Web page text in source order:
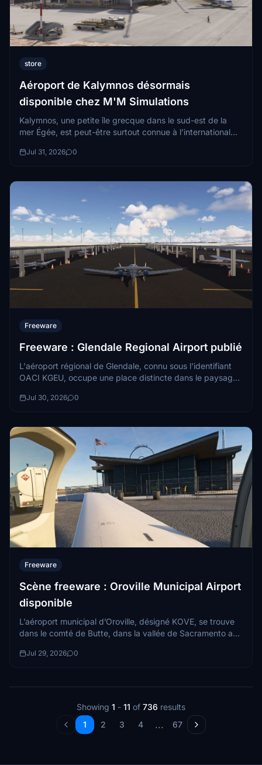
store
Aéroport de Kalymnos désormais
disponible chez M'M Simulations
Kalymnos, une petite île grecque dans le sud-est de la
mer Égée, est peut-être surtout connue à l’international
Jul 31, 2026 0
Freeware
Freeware : Glendale Regional Airport publié
L'aéroport régional de Glendale, connu sous l'identifiant
OACI KGEU, occupe une place distincte dans le paysage
Jul 30, 2026 0
Freeware
Scène freeware : Oroville Municipal Airport
disponible
L’aéroport municipal d’Oroville, désigné KOVE, se trouve
dans le comté de Butte, dans la vallée de Sacramento au
Lake Oroville...
Jul 29, 2026 0
Showing 1 - 11 of 736 results
1
2 3 4 ... 67